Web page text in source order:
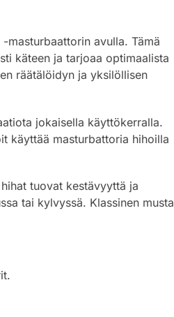
-masturbaattorin avulla. Tämä
käteen ja tarjoaa optimaalista
räätälöidyn ja yksilöllisen
jokaisella käyttökerralla.
käyttää masturbattoria hihoilla
tuovat kestävyyttä ja
tai kylvyssä. Klassinen musta